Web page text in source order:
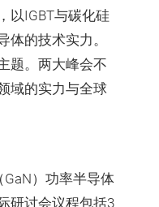
以IGBT与碳化硅
的技术实力。
题。两大峰会不
域的实力与全球
）功率半导体
研讨会议程包括3